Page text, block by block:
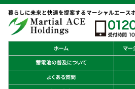
暮らしに未来と快適を提案するマーシャルエース